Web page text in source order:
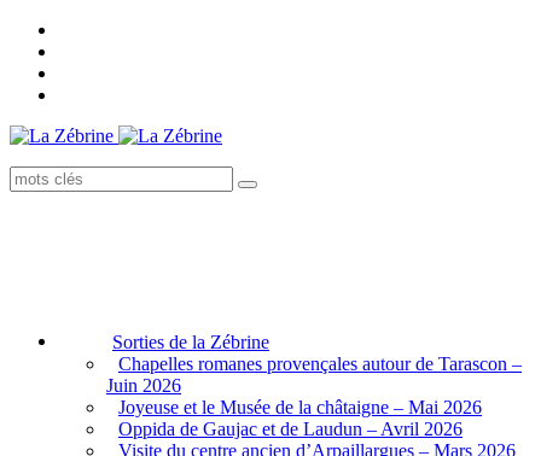
Sorties de la Zébrine
Chapelles romanes provençales autour de Tarascon –
Juin 2026
Joyeuse et le Musée de la châtaigne – Mai 2026
Oppida de Gaujac et de Laudun – Avril 2026
Visite du centre ancien d’Arpaillargues – Mars 2026